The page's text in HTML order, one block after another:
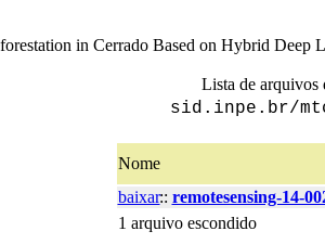
in Cerrado Based on Hybrid Deep
Lista de arquivos
sid.inpe.br/
Nome
baixar:: remotesensing-14-
1 arquivo escondido